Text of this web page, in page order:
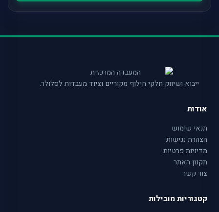
ייבוא ושיווק חלקי חילוף מקוריים וציוד מעבדות לסלולר.
אודות
תנאי שימוש
הצהרת נגישות
מדיניות פרטיות
תקנון האתר
צור קשר
קטגוריות מובילות